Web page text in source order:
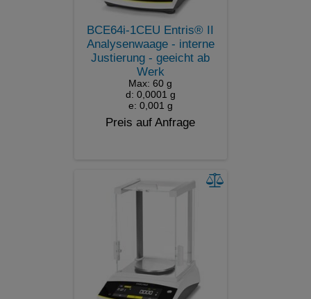
BCE64i-1CEU Entris® II
Analysenwaage - interne
Justierung - geeicht ab
Werk
Max: 60 g
d: 0,0001 g
e: 0,001 g
Preis auf Anfrage